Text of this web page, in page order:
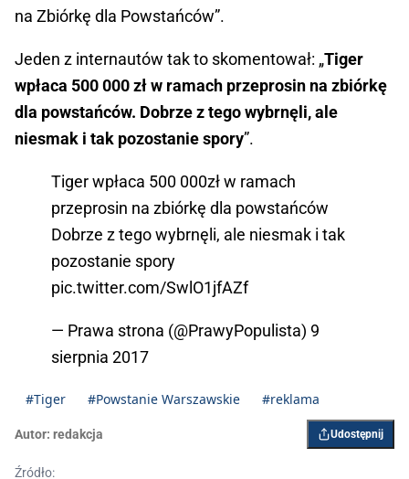
na Zbiórkę dla Powstańców”.
Jeden z internautów tak to skomentował: „Tiger
wpłaca 500 000 zł w ramach przeprosin na zbiórkę
dla powstańców. Dobrze z tego wybrnęli, ale
niesmak i tak pozostanie spory”.
Tiger wpłaca 500 000zł w ramach
przeprosin na zbiórkę dla powstańców
Dobrze z tego wybrnęli, ale niesmak i tak
pozostanie spory
pic.twitter.com/SwlO1jfAZf
— Prawa strona (@PrawyPopulista) 9
sierpnia 2017
#Tiger #Powstanie Warszawskie #reklama
Autor: redakcja Udostępnij
Źródło: